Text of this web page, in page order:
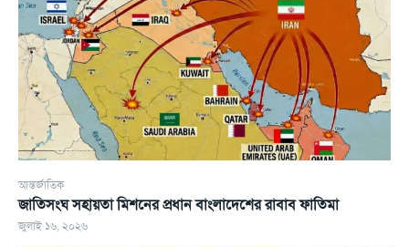
আন্তর্জাতিক
জাতিসংঘ সহায়তা মিশনের প্রধান বাংলাদেশের রাবাব ফাতিমা
জুলাই ১৬, ২০২৬